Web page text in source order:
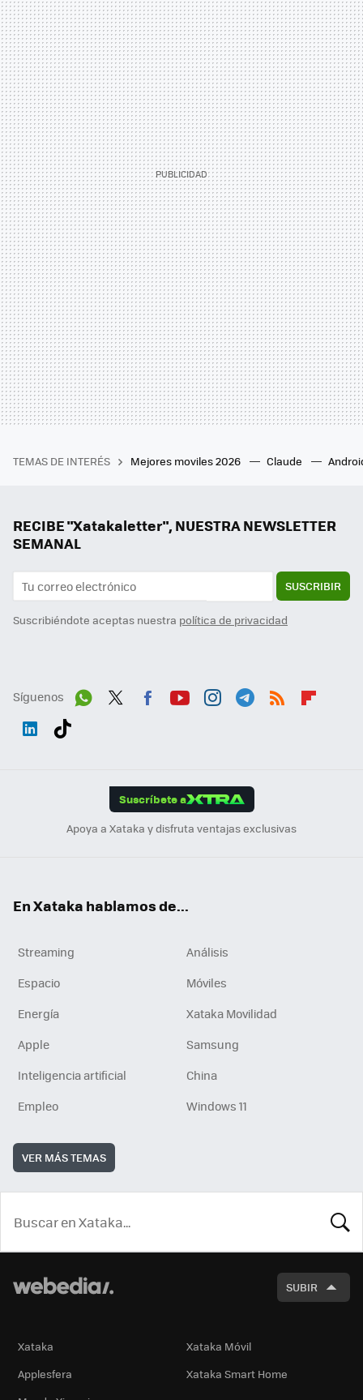
TEMAS DE INTERÉS Mejores moviles 2026 Claude
RECIBE "Xatakaletter", NUESTRA NEWSLETTER
SEMANAL
SUSCRIBIR
Suscribiéndote aceptas nuestra política de privacidad
Síguenos
Suscríbete a
Apoya a Xataka y disfruta ventajas exclusivas
En Xataka hablamos de...
Streaming
Análisis
Espacio
Móviles
Energía
Xataka Movilidad
Apple
Samsung
Inteligencia artificial
China
Empleo
Windows 11
VER MÁS TEMAS
SUBIR
Xataka
Xataka Móvil
Applesfera
Xataka Smart Home